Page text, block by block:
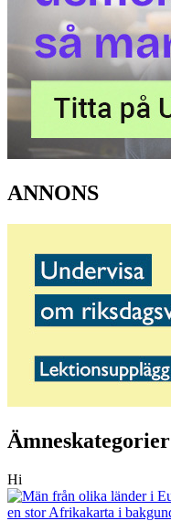
ANNONS
Ämneskategorier
Hi